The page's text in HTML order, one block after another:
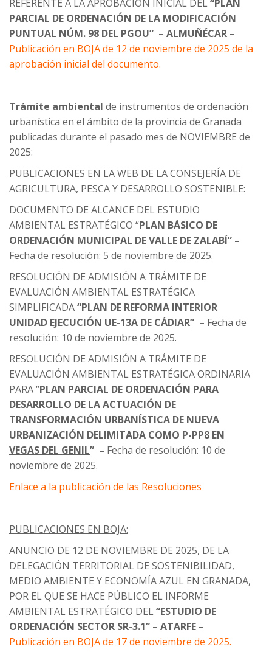
REFERENTE A LA APROBACIÓN INICIAL DEL“PLAN
PARCIAL DE ORDENACIÓN DE LA MODIFICACIÓN
PUNTUAL NÚM. 98 DEL PGOU” – ALMUÑÉCAR –
Publicación en BOJA de 12 de noviembre de 2025 de la
aprobación inicial del documento.
Trámite ambiental de instrumentos de ordenación
urbanística en el ámbito de la provincia de Granada
publicadas durante el pasado mes de NOVIEMBRE de
2025:
PUBLICACIONES EN LA WEB DE LA CONSEJERÍA DE
AGRICULTURA, PESCA Y DESARROLLO SOSTENIBLE:
DOCUMENTO DE ALCANCE DEL ESTUDIO
AMBIENTAL ESTRATÉGICO “PLAN BÁSICO DE
ORDENACIÓN MUNICIPAL DEVALLE DE ZALABÍ” –
Fecha de resolución: 5 de noviembre de 2025.
RESOLUCIÓN DE ADMISIÓN A TRÁMITE DE
EVALUACIÓN AMBIENTAL ESTRATÉGICA
SIMPLIFICADA“PLAN DE REFORMA INTERIOR
UNIDAD EJECUCIÓN UE-13A DE CÁDIAR” – Fecha de
resolución: 10 de noviembre de 2025.
RESOLUCIÓN DE ADMISIÓN A TRÁMITE DE
EVALUACIÓN AMBIENTAL ESTRATÉGICA ORDINARIA
PARA “PLAN PARCIAL DE ORDENACIÓN PARA
DESARROLLO DE LA ACTUACIÓN DE
TRANSFORMACIÓN URBANÍSTICA DE NUEVA
URBANIZACIÓN DELIMITADA COMO P-PP8 EN
VEGAS DEL GENIL” – Fecha de resolución: 10 de
noviembre de 2025.
Enlace a la publicación de las Resoluciones
PUBLICACIONES EN BOJA:
ANUNCIO DE 12 DE NOVIEMBRE DE 2025, DE LA
DELEGACIÓN TERRITORIAL DE SOSTENIBILIDAD,
MEDIO AMBIENTE Y ECONOMÍA AZUL EN GRANADA,
POR EL QUE SE HACE PÚBLICO EL INFORME
AMBIENTAL ESTRATÉGICO DEL“ESTUDIO DE
ORDENACIÓN SECTOR SR-3.1” – ATARFE –
Publicación en BOJA de 17 de noviembre de 2025.